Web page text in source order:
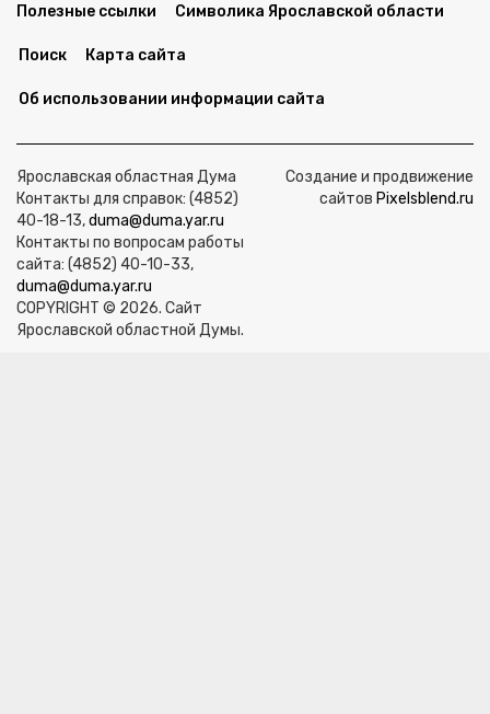
Полезные ссылки Символика Ярославской области
Поиск Карта сайта
Об использовании информации сайта
Ярославская областная Дума
Контакты для справок: (4852)
40-18-13,duma@duma.yar.ru
Контакты по вопросам работы
сайта: (4852) 40-10-33,
duma@duma.yar.ru
COPYRIGHT © 2026. Сайт
Ярославской областной Думы.
Создание и продвижение
сайтов Pixelsblend.ru